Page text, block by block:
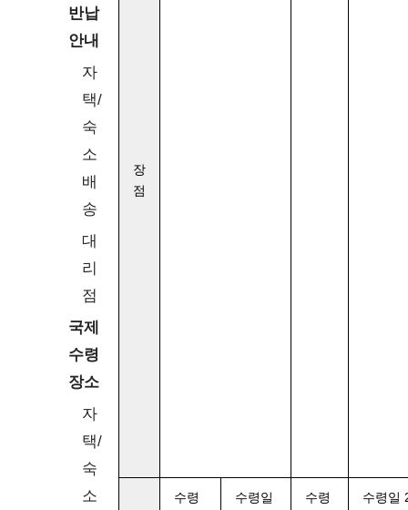
반납
안내
자
택/
숙
소
배
송
대
리
점
국제
수령
장소
자
택/
숙
소
장
점
수령
수령일
수령
수령일